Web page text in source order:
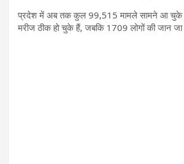
प्रदेश में अब तक कुल 99,515 मामले सामने आ
मरीज ठीक हो चुके हैं, जबकि 1709 लोगों की जान